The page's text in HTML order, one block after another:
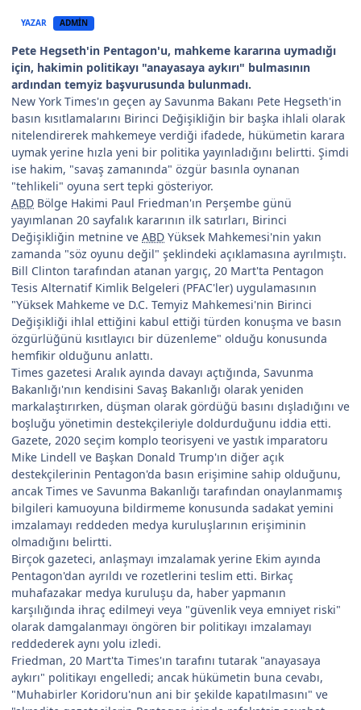
YAZAR ADMIN
Pete Hegseth'in Pentagon'u, mahkeme kararına uymadığı
için, hakimin politikayı "anayasaya aykırı" bulmasının
ardından temyiz başvurusunda bulunmadı.
New York Times'ın geçen ay Savunma Bakanı Pete Hegseth'in
basın kısıtlamalarını Birinci Değişikliğin bir başka ihlali olarak
nitelendirerek mahkemeye verdiği ifadede, hükümetin karara
uymak yerine hızla yeni bir politika yayınladığını belirtti. Şimdi
ise hakim, "savaş zamanında" özgür basınla oynanan
"tehlikeli" oyuna sert tepki gösteriyor.
ABD Bölge Hakimi Paul Friedman'ın Perşembe günü
yayımlanan 20 sayfalık kararının ilk satırları, Birinci
Değişikliğin metnine ve ABD Yüksek Mahkemesi'nin yakın
zamanda "söz oyunu değil" şeklindeki açıklamasına ayrılmıştı.
Bill Clinton tarafından atanan yargıç, 20 Mart'ta Pentagon
Tesis Alternatif Kimlik Belgeleri (PFAC'ler) uygulamasının
"Yüksek Mahkeme ve D.C. Temyiz Mahkemesi'nin Birinci
Değişikliği ihlal ettiğini kabul ettiği türden konuşma ve basın
özgürlüğünü kısıtlayıcı bir düzenleme" olduğu konusunda
hemfikir olduğunu anlattı.
Times gazetesi Aralık ayında davayı açtığında, Savunma
Bakanlığı'nın kendisini Savaş Bakanlığı olarak yeniden
markalaştırırken, düşman olarak gördüğü basını dışladığını ve
boşluğu yönetimin destekçileriyle doldurduğunu iddia etti.
Gazete, 2020 seçim komplo teorisyeni ve yastık imparatoru
Mike Lindell ve Başkan Donald Trump'ın diğer açık
destekçilerinin Pentagon'da basın erişimine sahip olduğunu,
ancak Times ve Savunma Bakanlığı tarafından onaylanmamış
bilgileri kamuoyuna bildirmeme konusunda sadakat yemini
imzalamayı reddeden medya kuruluşlarının erişiminin
olmadığını belirtti.
Birçok gazeteci, anlaşmayı imzalamak yerine Ekim ayında
Pentagon'dan ayrıldı ve rozetlerini teslim etti. Birkaç
muhafazakar medya kuruluşu da, haber yapmanın
karşılığında ihraç edilmeyi veya "güvenlik veya emniyet riski"
olarak damgalanmayı öngören bir politikayı imzalamayı
reddederek aynı yolu izledi.
Friedman, 20 Mart'ta Times'ın tarafını tutarak "anayasaya
aykırı" politikayı engelledi; ancak hükümetin buna cevabı,
"Muhabirler Koridoru'nun ani bir şekilde kapatılmasını" ve